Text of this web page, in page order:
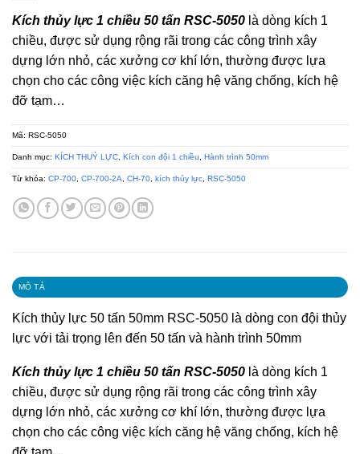
Kích thủy lực 1 chiều 50 tấn RSC-5050 là dòng kích 1
chiều, được sử dụng rộng rãi trong các công trình xây
dựng lớn nhỏ, các xưởng cơ khí lớn, thường được lựa
chọn cho các công việc kích căng hệ văng chống, kích hệ
đỡ tạm…
Mã: RSC-5050
Danh mục: KÍCH THUỶ LỰC Kích con đội 1 chiều Hành trình 50mm
Từ khóa: CP-700 CP-700-2A CH-70 kích thủy lực RSC-5050
MÔ TẢ
Kích thủy lực 50 tấn 50mm RSC-5050 là dòng con đội thủy
lực với tải trọng lên đến 50 tấn và hành trình 50mm
Kích thủy lực 1 chiều 50 tấn RSC-5050 là dòng kích 1
chiều, được sử dụng rộng rãi trong các công trình xây
dựng lớn nhỏ, các xưởng cơ khí lớn, thường được lựa
chọn cho các công việc kích căng hệ văng chống, kích hệ